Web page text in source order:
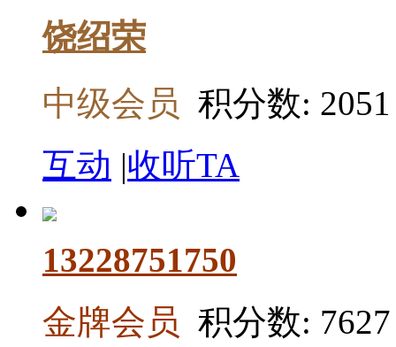
饶绍荣
中级会员 积分数: 2051
互动 |收听TA
13228751750
金牌会员 积分数: 7627